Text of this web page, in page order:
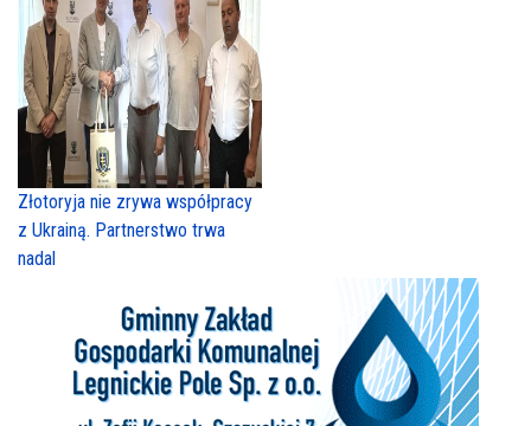
Złotoryja nie zrywa współpracy
z Ukrainą. Partnerstwo trwa
nadal